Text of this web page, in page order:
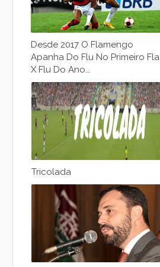
Desde 2017 O Flamengo
Apanha Do Flu No Primeiro Fla
X Flu Do Ano...
Tricolada